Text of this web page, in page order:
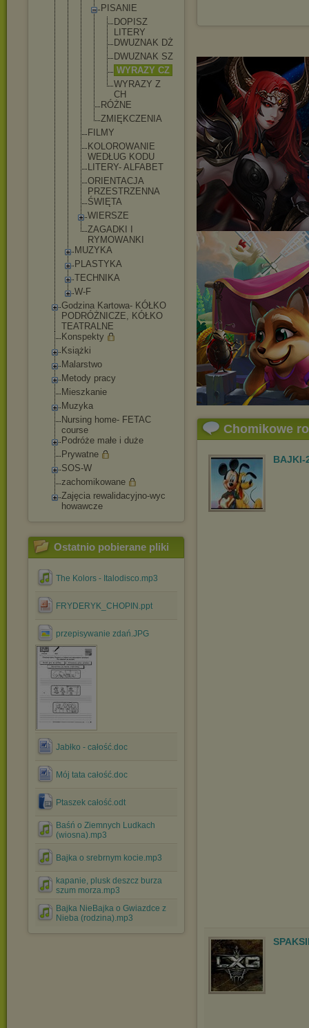
PISANIE
DOPISZ
LITERY
DWUZNAK DŻ
DWUZNAK SZ
WYRAZY CZ
WYRAZY Z
CH
RÓŻNE
ZMIĘKCZE NIA
FILMY
KOLOROWANIE
WEDŁUG KODU
LITERY- ALFABET
ORIENTACJA
PRZESTRZENNA
ŚWIĘTA
WIERSZE
ZAGADKI I
RYMOWANKI
MUZYKA
PLASTYKA
TECHNIKA
W-F
Godzina Kartowa- KÓŁKO
PODRÓŻNICZE, KÓŁKO
TEATRALNE
Konspekty
Książki
Malarstwo
Metody pracy
Mieszkanie
Muzyka
Nursing home- FETAC
course
Podróże małe i duże
Prywatne
SOS-W
zachomikowane
Zajęcia rewalidacyjno-wyc
howawcze
Ostatnio pobierane pliki
The Kolors - Italodisco.mp3
FRYDERYK_CHOPIN.ppt
przepisywanie zdań.JPG
Jabłko - całość.doc
Mój tata całość.doc
Ptaszek całość.odt
Baśń o Ziemnych Ludkach
(wiosna).mp3
Bajka o srebrnym kocie.mp3
kapanie, plusk deszcz burza
szum morza.mp3
Bajka NieBajka o Gwiazdce z
Nieba (rodzina).mp3
Chomikowe
BAJKI-